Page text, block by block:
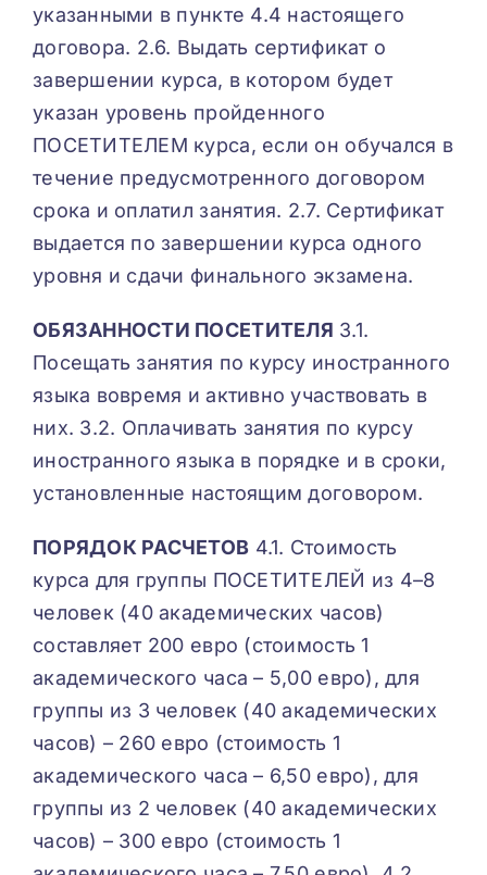
указанными в пункте 4.4 настоящего
договора. 2.6. Выдать сертификат о
завершении курса, в котором будет
указан уровень пройденного
ПОСЕТИТЕЛЕМ курса, если он обучался в
течение предусмотренного договором
срока и оплатил занятия. 2.7. Сертификат
выдается по завершении курса одного
уровня и сдачи финального экзамена.
ОБЯЗАННОСТИ ПОСЕТИТЕЛЯ 3.1.
Посещать занятия по курсу иностранного
языка вовремя и активно участвовать в
них. 3.2. Оплачивать занятия по курсу
иностранного языка в порядке и в сроки,
установленные настоящим договором.
ПОРЯДОК РАСЧЕТОВ 4.1. Стоимость
курса для группы ПОСЕТИТЕЛЕЙ из 4–8
человек (40 академических часов)
составляет 200 евро (стоимость 1
академического часа – 5,00 евро), для
группы из 3 человек (40 академических
часов) – 260 евро (стоимость 1
академического часа – 6,50 евро), для
группы из 2 человек (40 академических
часов) – 300 евро (стоимость 1